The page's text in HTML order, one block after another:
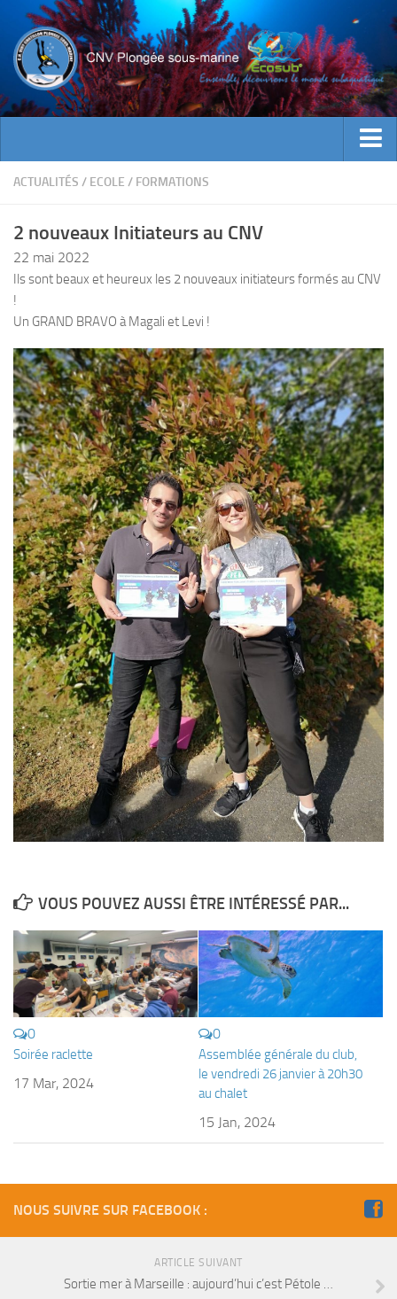
ACTUALITES
INFOS CNV
Bienvenue
Encadrement
Historique
Plouf
ECOLE DE PLONGEE
Formations
Jeune plongeur
Plongeur N1
Plongeur N2
Plongeur N3
Maintien des acquis
Guide de palanquée N4
Initiateur
Moniteur Fédéral
Organisation
Responsables
Fosse
Sorties techniques
SORTIES
Sorties 2026
Sorties 2025
Sorties 2024
Sorties 2023
Sorties 2014
ACTUALITÉS / ECOLE / FORMATIONS
2 nouveaux Initiateurs au CNV
22 mai 2022
Ils sont beaux et heureux les 2 nouveaux initiateurs formés au CNV
!
Un GRAND BRAVO à Magali et Levi !
VOUS POUVEZ AUSSI ÊTRE INTÉRESSÉ PAR...
0
Soirée raclette
17 Mar, 2024
0
Assemblée générale du club,
le vendredi 26 janvier à 20h30
au chalet
15 Jan, 2024
NOUS SUIVRE SUR FACEBOOK :
ARTICLE SUIVANT
Sortie mer à Marseille : aujourd’hui c’est Pétole …